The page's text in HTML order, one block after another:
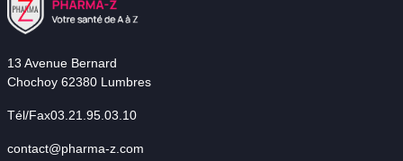
13 Avenue Bernard
Chochoy 62380 Lumbres
Tél/Fax03.21.95.03.10
contact@pharma-z.com